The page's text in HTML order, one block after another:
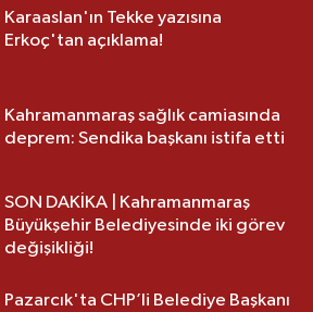
Karaaslan'ın Tekke yazısına
Erkoç'tan açıklama!
Kahramanmaraş sağlık camiasında
deprem: Sendika başkanı istifa etti
SON DAKİKA | Kahramanmaraş
Büyükşehir Belediyesinde iki görev
değişikliği!
Pazarcık'ta CHP’li Belediye Başkanı